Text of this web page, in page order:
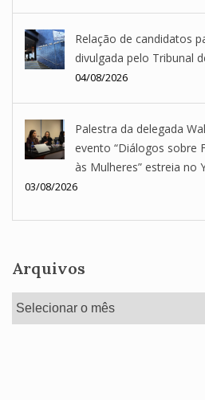
Relação de candidatos
divulgada pelo Tribunal
04/08/2026
Palestra da delegada
evento “Diálogos sobre
às Mulheres” estreia no
03/08/2026
Arquivos
Arquivos